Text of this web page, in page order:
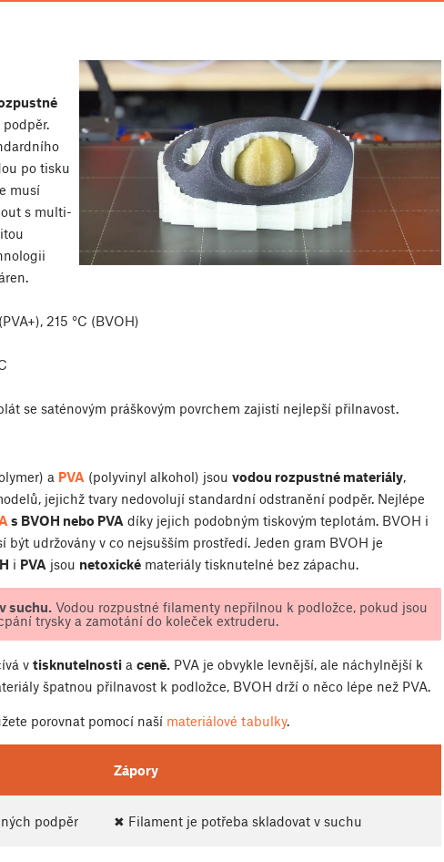
po tisku
musí
s multi-
215 °C (BVOH)
se saténovým práškovým povrchem zajistí nejlepší přilnavost.
a PVA (polyvinyl alkohol) jsou vodou rozpustné materiály,
jejichž tvary nedovolují standardní odstranění podpěr. Nejlépe
s BVOH nebo PVA díky jejich podobným tiskovým teplotám. BVOH i
být udržovány v co nejsušším prostředí. Jeden gram BVOH je
i PVA jsou netoxické materiály tisknutelné bez zápachu.
suchu.Vodou rozpustné filamenty nepřilnou k podložce, pokud jsou
trysky a zamotání do koleček extruderu.
v tisknutelnosti a ceně. PVA je obvykle levnější, ale náchylnější k
špatnou přilnavost k podložce, BVOH drží o něco lépe než PVA.
porovnat pomocí naší materiálové tabulky.
Zápory
podpěr ✖ Filament je potřeba skladovat v suchu